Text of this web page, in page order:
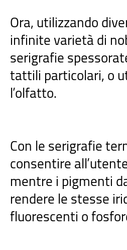
Ora, utilizzando
infinite varietà di
serigrafie
tattili particolari, o
l’olfatto.
Con le serigrafie
consentire
mentre i pigmenti
rendere le stesse
fluorescenti o